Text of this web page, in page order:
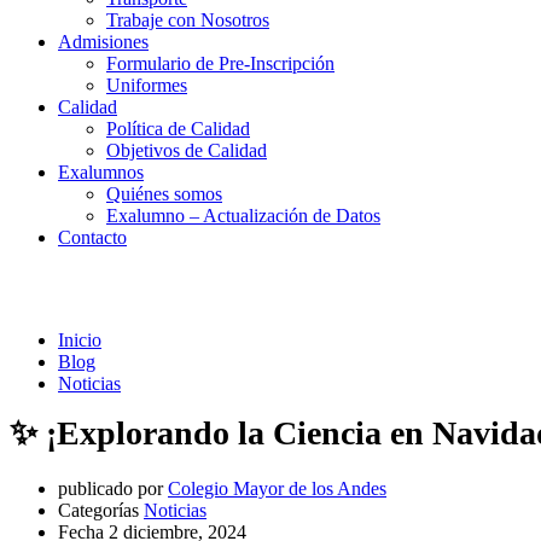
Trabaje con Nosotros
Admisiones
Formulario de Pre-Inscripción
Uniformes
Calidad
Política de Calidad
Objetivos de Calidad
Exalumnos
Quiénes somos
Exalumno – Actualización de Datos
Contacto
Inicio
Blog
Noticias
✨ ¡Explorando la Ciencia en
publicado por Colegio Mayor de los Andes
Categorías Noticias
Fecha 2 diciembre, 2024